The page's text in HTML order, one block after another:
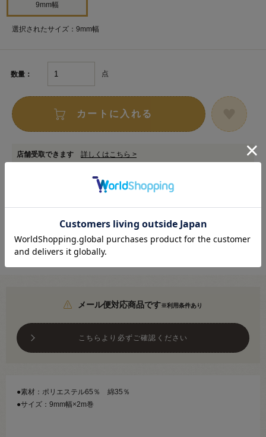
9mm幅
選択されたサイズ：9mm幅
数量： 点
カートに入れる
店舗受取できます 詳しくはこちら >
お取り寄せ申し込みサービス対象商品
在庫数以上のご注文をご希望の場合は 専用フォームからお申し込みください。
メール便対応商品です※利用条件あり
こちらより必ずご確認ください
●素材：ポリエステル65％ 綿35％
●サイズ：9mm幅×2m巻